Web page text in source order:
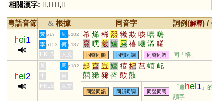
相關漢字: 𠩺,里,來,賚
粵語音節 & 根據 同音字 詞例(解釋) /
hei1
黃 p19 周 p182 希 烯 稀 熙 犧 欺 咳 嘻 嗨
熹 嘿 羲 嬉 屎 禧 曦 浠 睎
爔 訢 欷 僖 榿 唏 譆 魌 醯
晞 娭 郗 𠩺 俙 娸 倛 悕 狶 媐
僛 豨 諆 巇 鵗 凞 琋 桸 橀
燨 莃 鶀 礂
李 p153 何 p137
HKLS 人文 同聲同韻 同韻同調 同聲同調 同「禧 」
hei2
黃 周 p182 起 喜 豈 嬉 禧 杞 芑 蟢 屺
囍 狶 豨 呇 歖 敼
李
何
HKLS
人文
同聲同韻 同韻同調 同聲同調
「釐hei1 」的
讀字